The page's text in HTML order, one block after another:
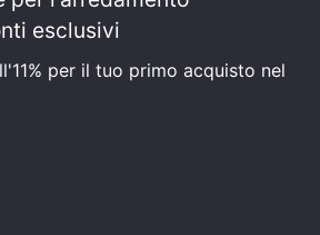
esclusivi
per il tuo primo acquisto nel